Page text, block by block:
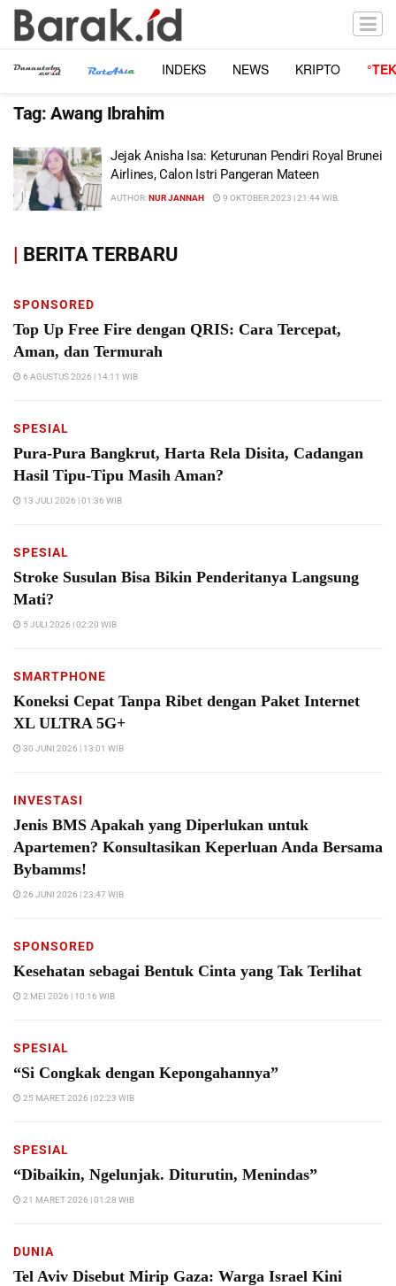
INDEKS NEWS KRIPTO
Tag: Awang Ibrahim
Jejak Anisha Isa: Keturunan Pendiri Royal Brunei
Airlines, Calon Istri Pangeran Mateen
AUTHOR:NUR JANNAH 9 OKTOBER 2023 | 21:44 WIB
| BERITA TERBARU
SPONSORED
Top Up Free Fire dengan QRIS: Cara Tercepat,
Aman, dan Termurah
6 AGUSTUS 2026 | 14:11 WIB
SPESIAL
Pura-Pura Bangkrut, Harta Rela Disita, Cadangan
Hasil Tipu-Tipu Masih Aman?
13 JULI 2026 | 01:36 WIB
SPESIAL
Stroke Susulan Bisa Bikin Penderitanya Langsung
Mati?
5 JULI 2026 | 02:20 WIB
SMARTPHONE
Koneksi Cepat Tanpa Ribet dengan Paket Internet
XL ULTRA 5G+
30 JUNI 2026 | 13:01 WIB
INVESTASI
Jenis BMS Apakah yang Diperlukan untuk
Apartemen? Konsultasikan Keperluan Anda Bersama
Bybamms!
26 JUNI 2026 | 23:47 WIB
SPONSORED
Kesehatan sebagai Bentuk Cinta yang Tak Terlihat
2 MEI 2026 | 10:16 WIB
SPESIAL
“Si Congkak dengan Kepongahannya”
25 MARET 2026 | 02:23 WIB
SPESIAL
“Dibaikin, Ngelunjak. Diturutin, Menindas”
21 MARET 2026 | 01:28 WIB
DUNIA
Tel Aviv Disebut Mirip Gaza: Warga Israel Kini